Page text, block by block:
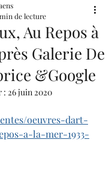
Au Repos à
Galerie De
&Google
de lecture
: 26 juin 2020
oeuvres-dart-
a-la-mer-1933-